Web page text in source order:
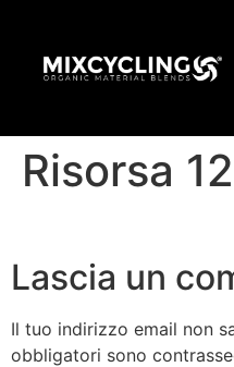
Risorsa
Lascia un
Il tuo indirizzo email non
obbligatori sono